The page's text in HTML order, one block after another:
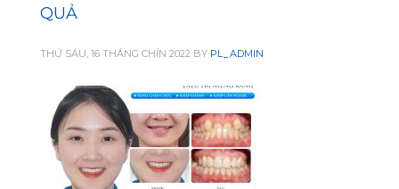
QUẢ
THỨ SÁU, 16 THÁNG CHÍN 2022 BY PL_ADMIN